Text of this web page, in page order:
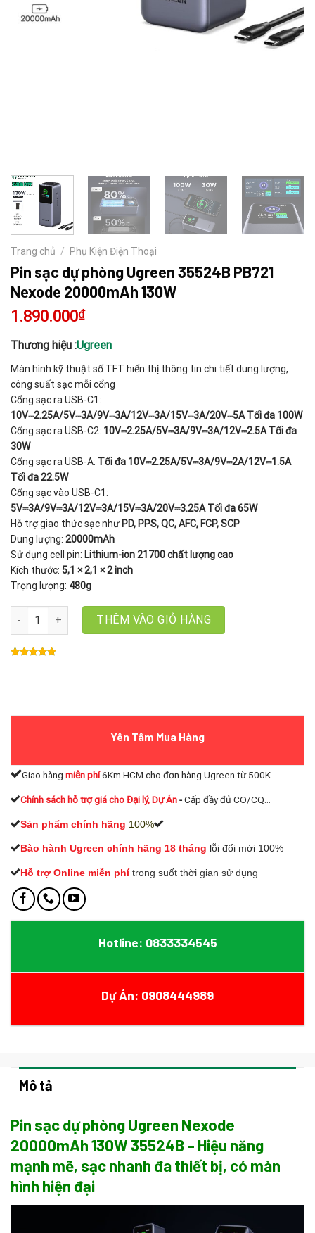
Trang chủ / Phụ Kiện Điện Thoại
Pin sạc dự phòng Ugreen 35524B PB721
Nexode 20000mAh 130W
1.890.000₫
Thương hiệu :Ugreen
Màn hình kỹ thuật số TFT hiển thị thông tin chi tiết dung lượng,
công suất sạc mỗi cổng
Cổng sạc ra USB-C1:
10V⎓2.25A/5V⎓3A/9V⎓3A/12V⎓3A/15V⎓3A/20V⎓5A Tối đa 100W
Cổng sạc ra USB-C2: 10V⎓2.25A/5V⎓3A/9V⎓3A/12V⎓2.5A Tối đa
30W
Cổng sạc ra USB-A: Tối đa 10V⎓2.25A/5V⎓3A/9V⎓2A/12V⎓1.5A
Tối đa 22.5W
Cổng sạc vào USB-C1:
5V⎓3A/9V⎓3A/12V⎓3A/15V⎓3A/20V⎓3.25A Tối đa 65W
Hỗ trợ giao thức sạc như PD, PPS, QC, AFC, FCP, SCP
Dung lượng: 20000mAh
Sử dụng cell pin: Lithium-ion 21700 chất lượng cao
Kích thước: 5,1 × 2,1 × 2 inch
Trọng lượng: 480g
Pin sạc dự phòng Ugreen 35524B PB721 Nexode 20000mAh
THÊM VÀO GIỎ HÀNG
Yên Tâm Mua Hàng
Giao hàng miễn phí6Km HCM cho đơn hàng Ugreen từ 500K.
Chính sách hỗ trợ giá cho Đại lý, Dự Án-Cấp đầy đủ CO/CQ...
Sản phẩm chính hãng 100%
Bào hành Ugreen chính hãng 18 tháng lỗi đổi mới 100%
Hỗ trợ Online miễn phí trong suốt thời gian sử dụng
Hotline: 0833334545
Dự Án: 0908444989
Mô tả
Pin sạc dự phòng Ugreen Nexode
20000mAh 130W 35524B – Hiệu năng
mạnh mẽ, sạc nhanh đa thiết bị, có màn
hình hiện đại